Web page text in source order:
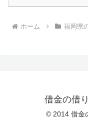
ホーム 福岡県
借金の借
© 2014 借金